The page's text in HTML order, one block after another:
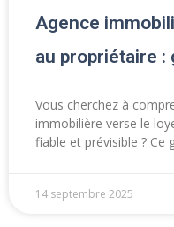
Agence
au propriétaire :
Vous cherchez à
immobilière verse le
fiable et prévisible ? Ce
14 septembre 2025